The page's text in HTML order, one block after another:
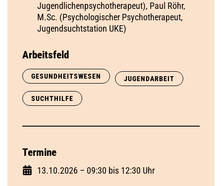
Jugendlichenpsychotherapeut), Paul Röhr,
M.Sc. (Psychologischer Psychotherapeut,
Jugendsuchtstation UKE)
Arbeitsfeld
GESUNDHEITSWESEN JUGENDARBEIT
SUCHTHILFE
Termine
13.10.2026 – 09:30 bis 12:30 Uhr